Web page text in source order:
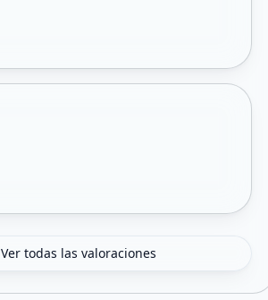
Ver todas las valoraciones